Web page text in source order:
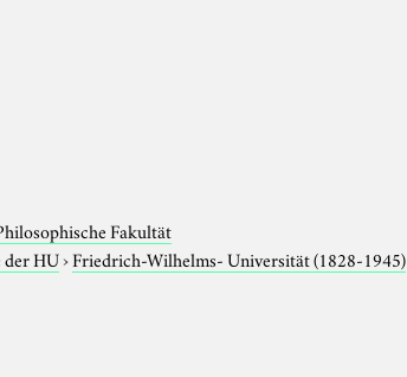
Fakultät
der HU›Friedrich-Wilhelms- Universität (1828-1945)